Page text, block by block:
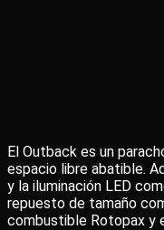
El Outback es un
espacio libre abatible.
y la iluminación LED
repuesto de tamaño
combustible Rotopax y